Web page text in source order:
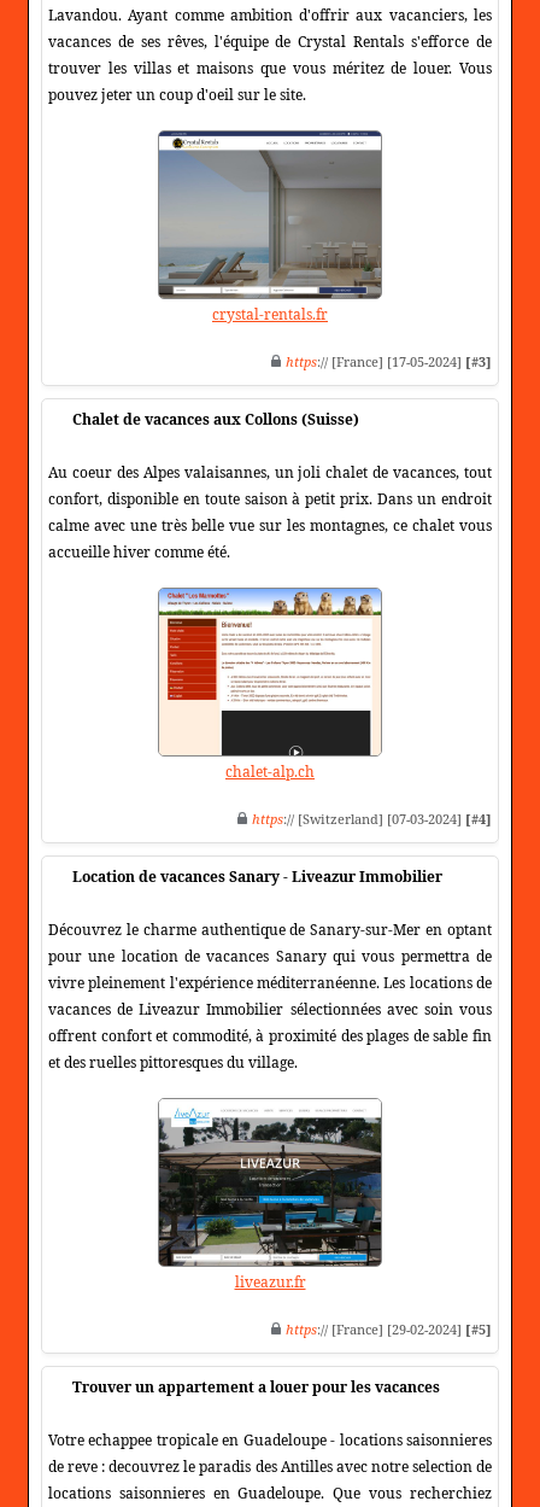
Lavandou. Ayant comme ambition d'offrir aux vacanciers, les
vacances de ses rêves, l'équipe de Crystal Rentals s'efforce de
trouver les villas et maisons que vous méritez de louer. Vous
pouvez jeter un coup d'oeil sur le site.
crystal-rentals.fr
https:// [France] [17-05-2024] [#3]
Chalet de vacances aux Collons (Suisse)
Au coeur des Alpes valaisannes, un joli chalet de vacances, tout
confort, disponible en toute saison à petit prix. Dans un endroit
calme avec une très belle vue sur les montagnes, ce chalet vous
accueille hiver comme été.
chalet-alp.ch
https:// [Switzerland] [07-03-2024] [#4]
Location de vacances Sanary - Liveazur Immobilier
Découvrez le charme authentique de Sanary-sur-Mer en optant
pour une location de vacances Sanary qui vous permettra de
vivre pleinement l'expérience méditerranéenne. Les locations de
vacances de Liveazur Immobilier sélectionnées avec soin vous
offrent confort et commodité, à proximité des plages de sable fin
et des ruelles pittoresques du village.
liveazur.fr
https:// [France] [29-02-2024] [#5]
Trouver un appartement a louer pour les vacances
Votre echappee tropicale en Guadeloupe - locations saisonnieres
de reve : decouvrez le paradis des Antilles avec notre selection de
locations saisonnieres en Guadeloupe. Que vous recherchiez